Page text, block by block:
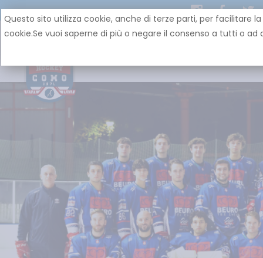
Questo sito utilizza cookie, anche di terze parti, per facilitare
cookie.Se vuoi saperne di più o negare il consenso a tutti o ad